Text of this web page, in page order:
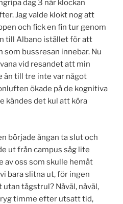
dag 3 när klockan
Jag valde klokt nog att
och fick en fin tur genom
till Albano istället för att
bussresan innebar. Nu
vid resandet att min
än till tre inte var något
ökade på de kognitiva
kändes det kul att köra
började ångan ta slut och
ut från campus såg lite
av oss som skulle hemåt
bara slitna ut, för ingen
tågstrul? Nåväl, nåväl,
timme efter utsatt tid,